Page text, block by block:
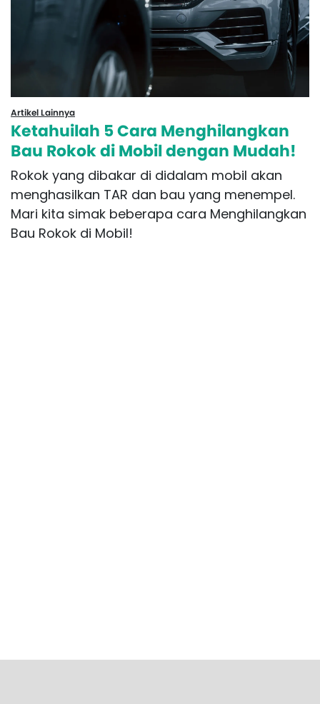
Artikel Lainnya
Ketahuilah 5 Cara Menghilangkan
Bau Rokok di Mobil dengan Mudah!
Rokok yang dibakar di didalam mobil akan
menghasilkan TAR dan bau yang menempel.
Mari kita simak beberapa cara Menghilangkan
Bau Rokok di Mobil!